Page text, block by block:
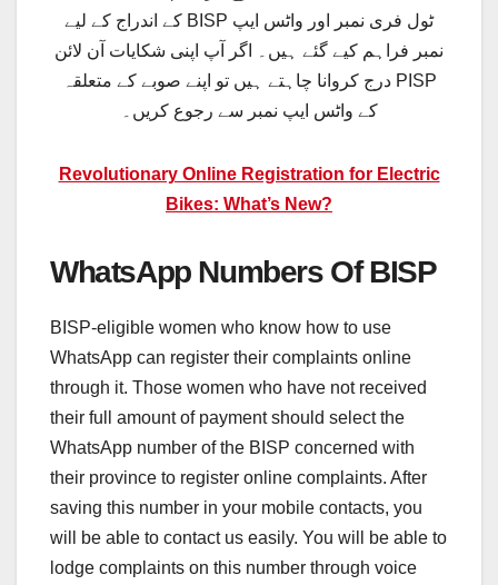
کے اندراج کے لیے BISP ٹول فری نمبر اور واٹس ایپ
نمبر فراہم کیے گئے ہیں۔ اگر آپ اپنی شکایات آن لائن
درج کروانا چاہتے ہیں تو اپنے صوبے کے متعلقہ PISP
کے واٹس ایپ نمبر سے رجوع کریں۔
Revolutionary Online Registration for Electric
Bikes: What’s New?
WhatsApp Numbers Of BISP
BISP-eligible women who know how to use
WhatsApp can register their complaints online
through it. Those women who have not received
their full amount of payment should select the
WhatsApp number of the BISP concerned with
their province to register online complaints. After
saving this number in your mobile contacts, you
will be able to contact us easily. You will be able to
lodge complaints on this number through voice